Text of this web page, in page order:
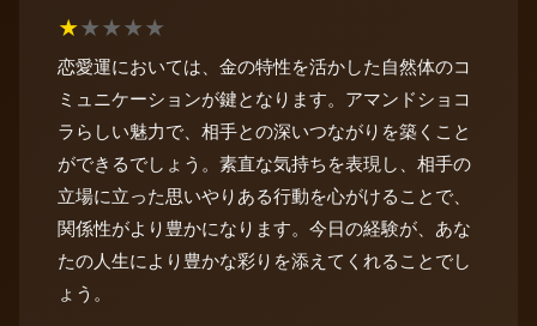
★★★★★
恋愛運においては、金の特性を活かした自然体のコ
ミュニケーションが鍵となります。アマンドショコ
ラらしい魅力で、相手との深いつながりを築くこと
ができるでしょう。素直な気持ちを表現し、相手の
立場に立った思いやりある行動を心がけることで、
関係性がより豊かになります。今日の経験が、あな
たの人生により豊かな彩りを添えてくれることでし
ょう。